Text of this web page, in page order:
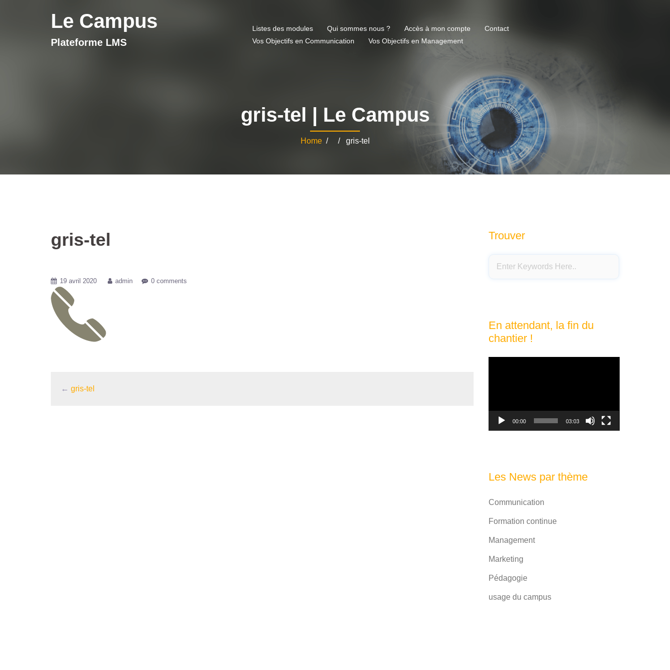
Le Campus
Plateforme LMS
Listes des modules Qui sommes nous ? Accès à mon compte
Contact
Vos Objectifs en Communication
Vos Objectifs en Management
gris-tel | Le Campus
Home/ / gris-tel
gris-tel
19 avril 2020 admin 0 comments
← gris-tel
Trouver
En attendant, la fin du
chantier !
00:00 03:03
Les News par thème
Communication
Formation continue
Management
Marketing
Pédagogie
usage du campus